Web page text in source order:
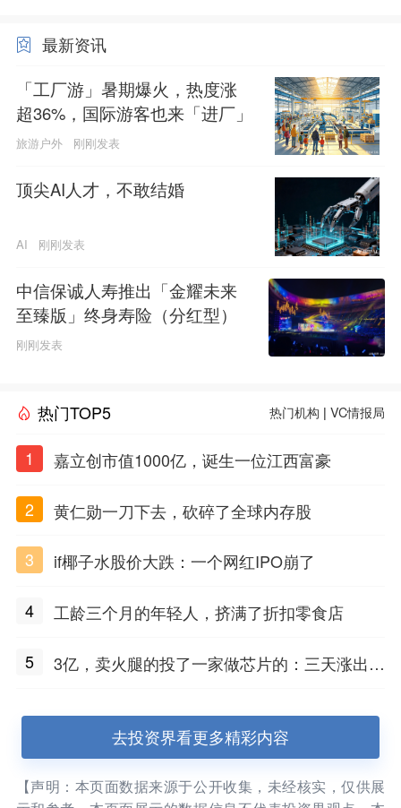
最新资讯
「工厂游」暑期爆火，热度涨
超36%，国际游客也来「进厂」
旅游户外 刚刚发表
顶尖AI人才，不敢结婚
AI 刚刚发表
中信保诚人寿推出「金耀未来
至臻版」终身寿险（分红型）
刚刚发表
热门TOP5 热门机构 |VC情报局
1 嘉立创市值1000亿，诞生一位江西富豪
2 黄仁勋一刀下去，砍碎了全球内存股
3 if椰子水股价大跌：一个网红IPO崩了
4 工龄三个月的年轻人，挤满了折扣零食店
5
3亿，卖火腿的投了一家做芯片的：三天涨出2
去投资界看更多精彩内容
【声明：本页面数据来源于公开收集，未经核实，仅供展